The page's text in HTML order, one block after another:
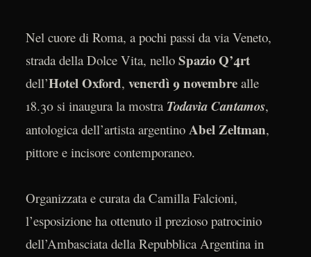
Nel cuore di Roma, a pochi passi da via Veneto,
strada della Dolce Vita, nello Spazio Q’4rt
dell’Hotel Oxford, venerdì 9 novembrealle
18.30 si inaugura la mostraTodavìa Cantamos,
antologica dell’artista argentino Abel Zeltman,
pittore e incisore contemporaneo.
Organizzata e curata da Camilla Falcioni,
l’esposizione ha ottenuto il prezioso patrocinio
dell’Ambasciata della Repubblica Argentina in